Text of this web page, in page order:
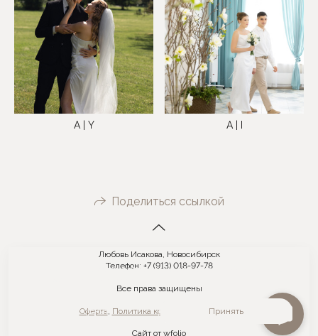
A | Y A | I
Поделиться ссылкой
Любовь Исакова, Новосибирск
Телефон: +7 (913) 018-97-78
Все права защищены
Оферта , Политика конфиденциальности
Сайт отwfolio
На сайте используются файлы cookie для работы сайта и анализа
Отклонить Принять